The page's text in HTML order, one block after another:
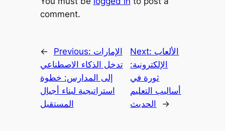
comment.
← Previous: الإمارات
تدخل الذكاء الاصطناعي
إلى المدارس: خطوة
استراتيجية لبناء أجيال
المستقبل
Next: الألعاب
الإلكترونية:
ثورة في
أساليب التعليم
الحديث
→